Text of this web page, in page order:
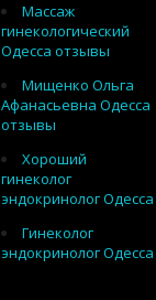
Массаж
гинекологический
Одесса отзывы
Мищенко Ольга
Афанасьевна Одесса
отзывы
Хороший
гинеколог
эндокринолог Одесса
Гинеколог
эндокринолог Одесса